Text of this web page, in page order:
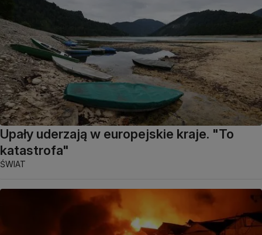
Upały uderzają w europejskie kraje. "To
katastrofa"
ŚWIAT